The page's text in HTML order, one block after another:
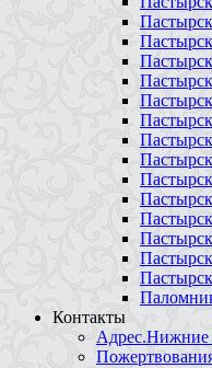
Контакты
Адрес.Нижние